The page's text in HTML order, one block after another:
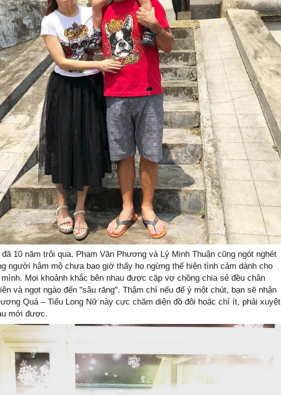
10 năm trôi qua, Phạm Văn Phương và Lý Minh Thuận cũng ngót nghét
người hâm mộ chưa bao giờ thấy họ ngừng thể hiện tình cảm dành cho
Mọi khoảnh khắc bên nhau được cặp vợ chồng chia sẻ đều chân
và ngọt ngào đến "sâu răng". Thậm chí nếu để ý một chút, bạn sẽ nhận
Quá – Tiểu Long Nữ này cực chăm diện đồ đôi hoặc chí ít, phải xuyệt
mới được.